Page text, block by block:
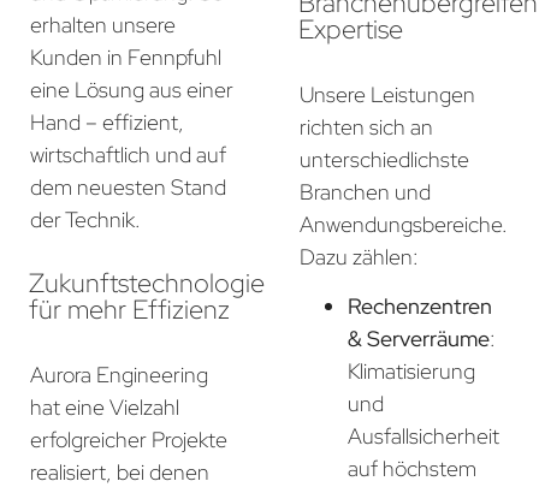
erhalten unsere
Kunden in Fennpfuhl
eine Lösung aus einer
Hand – effizient,
wirtschaftlich und auf
dem neuesten Stand
der Technik.
Zukunftstechnologie
für mehr Effizienz
Aurora Engineering
hat eine Vielzahl
erfolgreicher Projekte
realisiert, bei denen
Expertise
Unsere Leistungen
richten sich an
unterschiedlichste
Branchen und
Anwendungsbereiche.
Dazu zählen:
Rechenzentren
& Serverräume:
Klimatisierung
und
Ausfallsicherheit
auf höchstem